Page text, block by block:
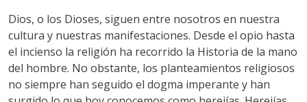
Dios, o los Dioses, siguen entre nosotros en nuestra
cultura y nuestras manifestaciones. Desde el opio hasta
el incienso la religión ha recorrido la Historia de la mano
del hombre. No obstante, los planteamientos religiosos
no siempre han seguido el dogma imperante y han